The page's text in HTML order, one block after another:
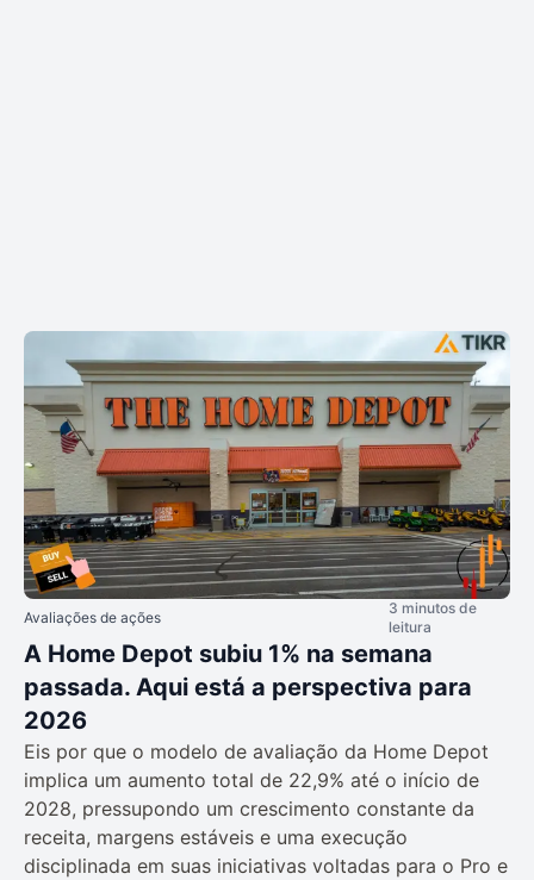
Avaliações de ações
3 minutos de
leitura
A Home Depot subiu 1% na semana
passada. Aqui está a perspectiva para
2026
Eis por que o modelo de avaliação da Home Depot
implica um aumento total de 22,9% até o início de
2028, pressupondo um crescimento constante da
receita, margens estáveis e uma execução
disciplinada em suas iniciativas voltadas para o Pro e